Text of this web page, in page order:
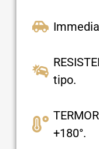
tipo.
+180°.